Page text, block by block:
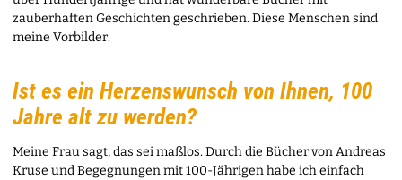
zauberhaften Geschichten geschrieben. Diese Menschen sind
meine Vorbilder.
Ist es ein Herzenswunsch von Ihnen, 100
Jahre alt zu werden?
Meine Frau sagt, das sei maßlos. Durch die Bücher von Andreas
Kruse und Begegnungen mit 100-Jährigen habe ich einfach